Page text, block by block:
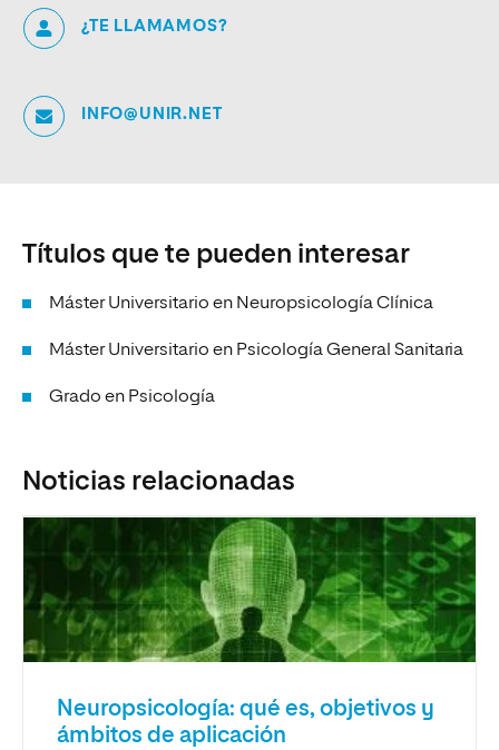
¿TE LLAMAMOS?
INFO@UNIR.NET
Títulos que te pueden interesar
Máster Universitario en Neuropsicología Clínica
Máster Universitario en Psicología General Sanitaria
Grado en Psicología
Noticias relacionadas
Neuropsicología: qué es, objetivos y
ámbitos de aplicación